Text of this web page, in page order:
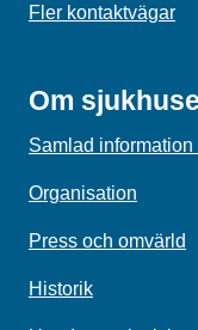
Fler kontaktvägar
Om
Samlad
Organisation
Press och omvärld
Historik